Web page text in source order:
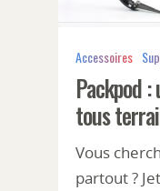
Accessoires
Packpod
tous
Vous
partout ?